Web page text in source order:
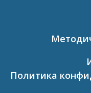
Политика